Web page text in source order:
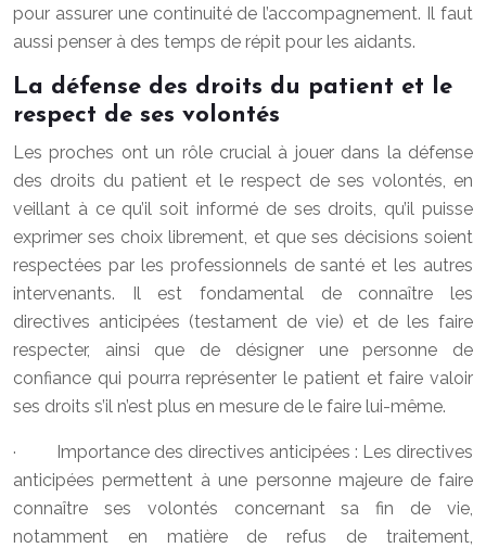
pour assurer une continuité de l’accompagnement. Il faut
aussi penser à des temps de répit pour les aidants.
La défense des droits du patient et le
respect de ses volontés
Les proches ont un rôle crucial à jouer dans la défense
des droits du patient et le respect de ses volontés, en
veillant à ce qu’il soit informé de ses droits, qu’il puisse
exprimer ses choix librement, et que ses décisions soient
respectées par les professionnels de santé et les autres
intervenants. Il est fondamental de connaître les
directives anticipées (testament de vie) et de les faire
respecter, ainsi que de désigner une personne de
confiance qui pourra représenter le patient et faire valoir
ses droits s’il n’est plus en mesure de le faire lui-même.
· Importance des directives anticipées : Les directives
anticipées permettent à une personne majeure de faire
connaître ses volontés concernant sa fin de vie,
notamment en matière de refus de traitement,